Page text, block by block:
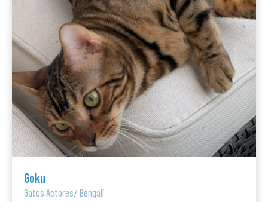
Goku
Gatos Actores/Bengalí